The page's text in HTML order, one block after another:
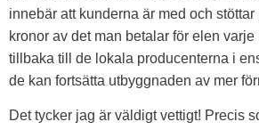
innebär att kunderna är med och
kronor av det man betalar för elen
tillbaka till de lokala producenterna i
de kan fortsätta utbyggnaden av mer
Det tycker jag är väldigt vettigt! Precis